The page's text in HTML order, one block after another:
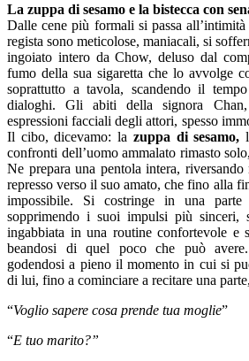
La zuppa di sesamo e la bistecca con
Dalle cene più formali si passa
regista sono meticolose, maniacali, si
ingoiato intero da Chow, deluso dal
fumo della sua sigaretta che lo avvolge
soprattutto a tavola, scandendo il
dialoghi. Gli abiti della signora
espressioni facciali degli attori, spesso
Il cibo, dicevamo: la zuppa di sesamo,
confronti dell’uomo ammalato rimasto
Ne prepara una pentola intera,
represso verso il suo amato, che fino alla
impossibile. Si costringe in una parte
sopprimendo i suoi impulsi più sinceri,
ingabbiata in una routine confortevole e
beandosi di quel poco che può avere.
godendosi a pieno il momento in cui si
di lui, fino a cominciare a recitare una
“Voglio sapere cosa prende tua moglie”
“E tuo marito?”